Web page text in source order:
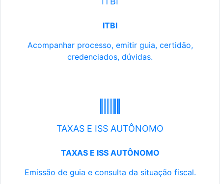
ITBI
Acompanhar processo, emitir guia, certidão,
credenciados, dúvidas.
TAXAS E ISS AUTÔNOMO
TAXAS E ISS AUTÔNOMO
Emissão de guia e consulta da situação fiscal.